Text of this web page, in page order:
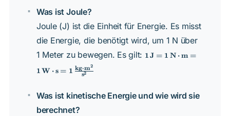
Was ist Joule?
Joule (J) ist die Einheit für Energie. Es misst
die Energie, die benötigt wird, um 1 N über
1 Meter zu bewegen. Es gilt: 1 \, \text{J} =
1 \, \text{N}
\text{s} = 1 \,
1J = 1 N ⋅m =
1W ⋅s = 1 s2
kg⋅m2
Was ist kinetische Energie und wie wird sie
berechnet?